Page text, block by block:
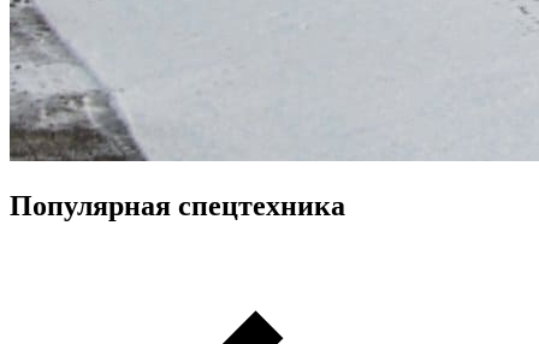
Популярная спецтехника